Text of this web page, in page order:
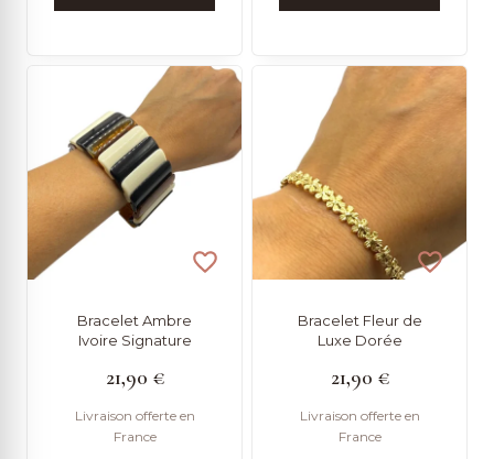
Bracelet Ambre
Ivoire Signature
21,90 €
Livraison offerte en
France
Bracelet Fleur de
Luxe Dorée
21,90 €
Livraison offerte en
France